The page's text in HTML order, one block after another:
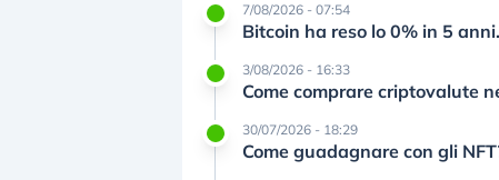
7/08/2026 - 07:54
Bitcoin ha reso lo 0% in 5
3/08/2026 - 16:33
Come comprare criptovalute
30/07/2026 - 18:29
Come guadagnare con gli